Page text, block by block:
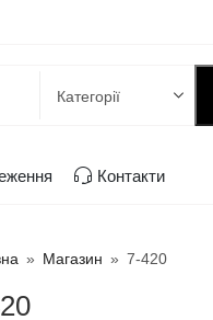
Контакти
» Магазин » 7-420